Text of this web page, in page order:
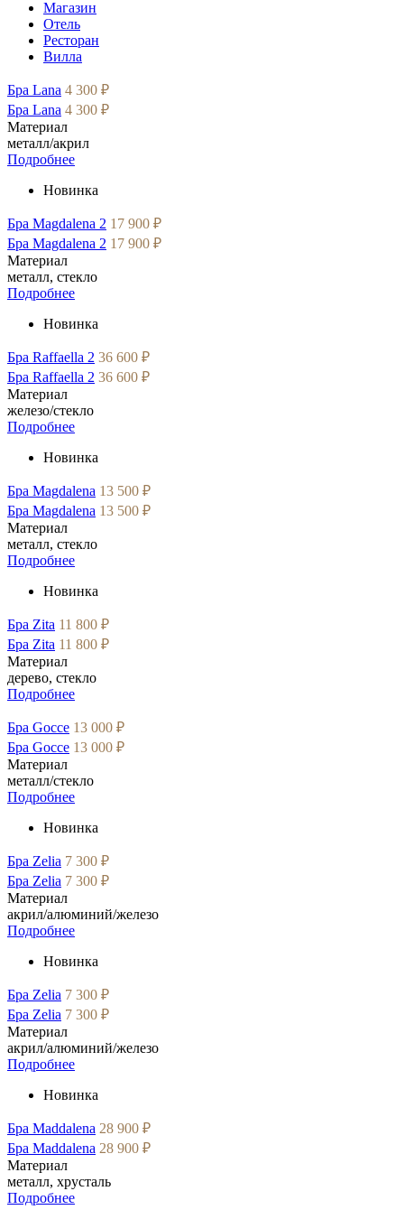
Магазин
Отель
Ресторан
Вилла
Бра Lana 4 300 ₽
Бра Lana 4 300 ₽
Материал
металл/акрил
Подробнее
Новинка
Бра Magdalena 2 17 900 ₽
Бра Magdalena 2 17 900 ₽
Материал
металл, стекло
Подробнее
Новинка
Бра Raffaella 2 36 600 ₽
Бра Raffaella 2 36 600 ₽
Материал
железо/стекло
Подробнее
Новинка
Бра Magdalena 13 500 ₽
Бра Magdalena 13 500 ₽
Материал
металл, стекло
Подробнее
Новинка
Бра Zita 11 800 ₽
Бра Zita 11 800 ₽
Материал
дерево, стекло
Подробнее
Бра Gocce 13 000 ₽
Бра Gocce 13 000 ₽
Материал
металл/стекло
Подробнее
Новинка
Бра Zelia 7 300 ₽
Бра Zelia 7 300 ₽
Материал
акрил/алюминий/железо
Подробнее
Новинка
Бра Zelia 7 300 ₽
Бра Zelia 7 300 ₽
Материал
акрил/алюминий/железо
Подробнее
Новинка
Бра Maddalena 28 900 ₽
Бра Maddalena 28 900 ₽
Материал
металл, хрусталь
Подробнее